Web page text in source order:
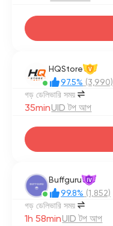
HQStore V
97.5% (3,990)
গড় ডেলিভারি সময়
35minUID টপ আপ
Buffguru IV
99.8% (1,852)
গড় ডেলিভারি সময়
1h 58minUID টপ আপ